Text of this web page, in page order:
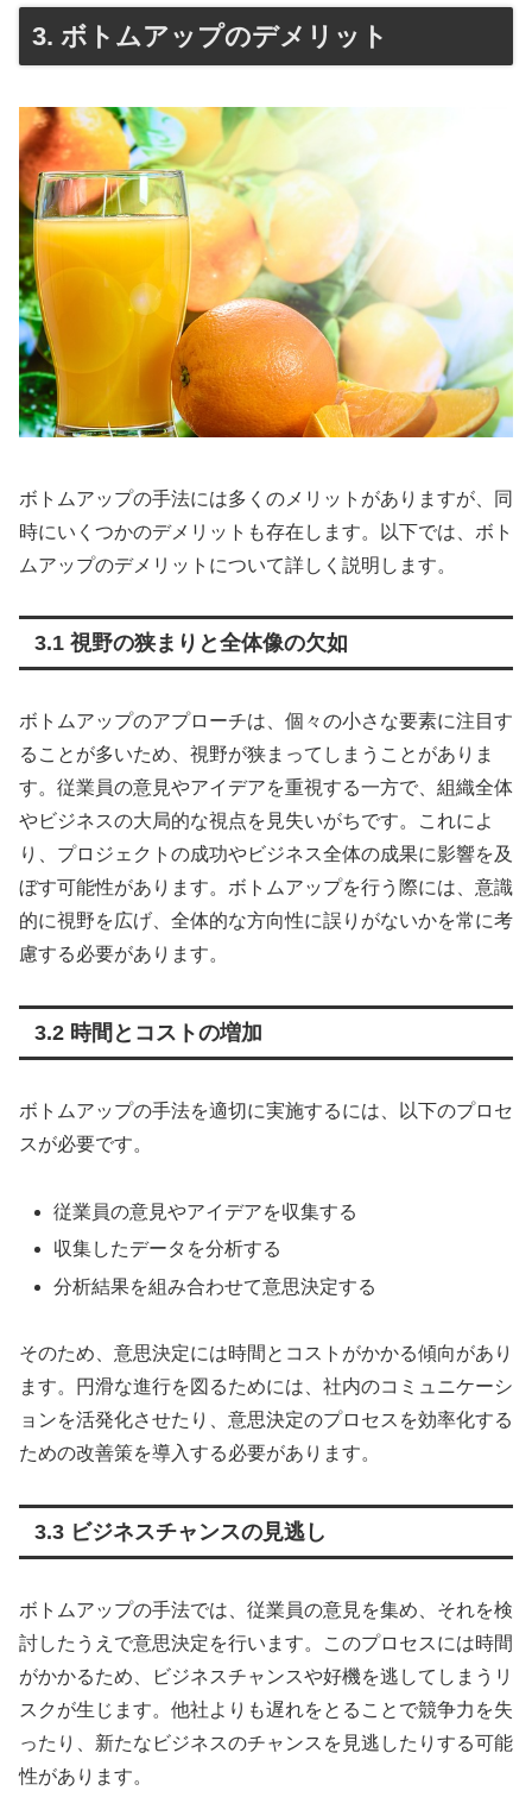
3. ボトムアップのデメリット
ボトムアップの手法には多くのメリットがありますが、同
時にいくつかのデメリットも存在します。以下では、ボト
ムアップのデメリットについて詳しく説明します。
3.1 視野の狭まりと全体像の欠如
ボトムアップのアプローチは、個々の小さな要素に注目す
ることが多いため、視野が狭まってしまうことがありま
す。従業員の意見やアイデアを重視する一方で、組織全体
やビジネスの大局的な視点を見失いがちです。これによ
り、プロジェクトの成功やビジネス全体の成果に影響を及
ぼす可能性があります。ボトムアップを行う際には、意識
的に視野を広げ、全体的な方向性に誤りがないかを常に考
慮する必要があります。
3.2 時間とコストの増加
ボトムアップの手法を適切に実施するには、以下のプロセ
スが必要です。
従業員の意見やアイデアを収集する
収集したデータを分析する
分析結果を組み合わせて意思決定する
そのため、意思決定には時間とコストがかかる傾向があり
ます。円滑な進行を図るためには、社内のコミュニケーシ
ョンを活発化させたり、意思決定のプロセスを効率化する
ための改善策を導入する必要があります。
3.3 ビジネスチャンスの見逃し
ボトムアップの手法では、従業員の意見を集め、それを検
討したうえで意思決定を行います。このプロセスには時間
がかかるため、ビジネスチャンスや好機を逃してしまうリ
スクが生じます。他社よりも遅れをとることで競争力を失
ったり、新たなビジネスのチャンスを見逃したりする可能
性があります。